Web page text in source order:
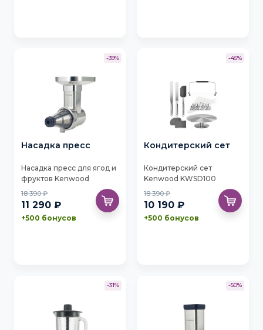
-39%
Насадка пресс
Насадка пресс для ягод и
фруктов Kenwood
KAX644ME
18 390 ₽
11 290 ₽
+500 бонусов
-45%
Кондитерский сет
Кондитерский сет
Kenwood KWSD100
18 390 ₽
10 190 ₽
+500 бонусов
-31% -50%